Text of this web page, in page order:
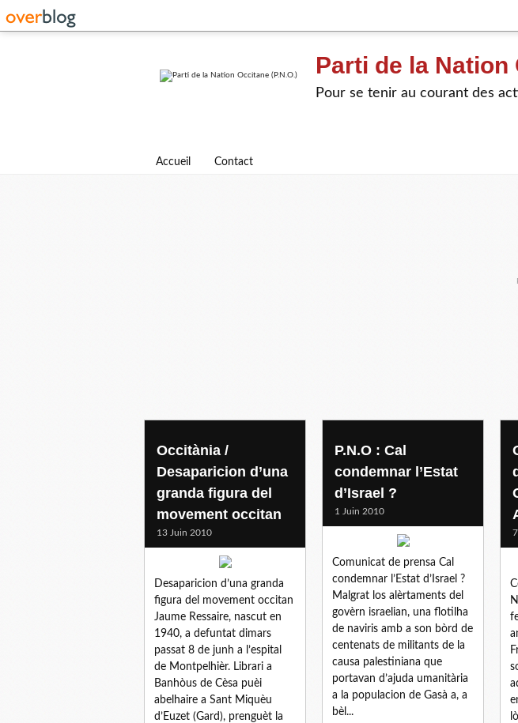
Parti de la Nation
Pour se tenir au courant des
Accueil Contact
comunicat( oc )
Occitània /
Desaparicion d’una
granda figura del
movement occitan
13 Juin 2010
Desaparicion d’una granda
figura del movement occitan
Jaume Ressaire, nascut en
1940, a defuntat dimars
passat 8 de junh a l’espital
de Montpelhièr. Librari a
Banhòus de Cèsa puèi
abelhaire a Sant Miquèu
d’Euzet (Gard), prenguèt la
P.N.O : Cal
condemnar l’Estat
d’Israel ?
1 Juin 2010
Comunicat de prensa Cal
condemnar l’Estat d’Israel ?
Malgrat los alèrtaments del
govèrn israelian, una flotilha
de naviris amb a son bòrd de
centenats de militants de la
causa palestiniana que
portavan d’ajuda umanitària
a la populacion de Gasà a, a
bèl...